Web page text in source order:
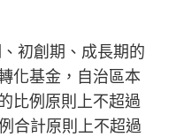
初創期、成長期的
化基金，自治區本
比例原則上不超過
合計原則上不超過